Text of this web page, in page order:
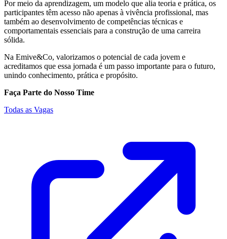
Por meio da aprendizagem, um modelo que alia teoria e prática, os
participantes têm acesso não apenas à vivência profissional, mas
também ao desenvolvimento de competências técnicas e
comportamentais essenciais para a construção de uma carreira
sólida.
Na Emive&Co, valorizamos o potencial de cada jovem e
acreditamos que essa jornada é um passo importante para o futuro,
unindo conhecimento, prática e propósito.
Faça Parte do Nosso Time
Todas as Vagas